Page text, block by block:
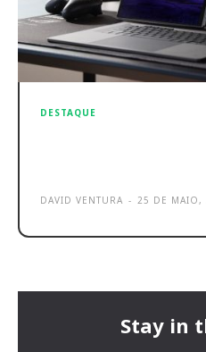
DESTAQUE
DAVID VENTURA - 25 DE MAIO,
Stay in